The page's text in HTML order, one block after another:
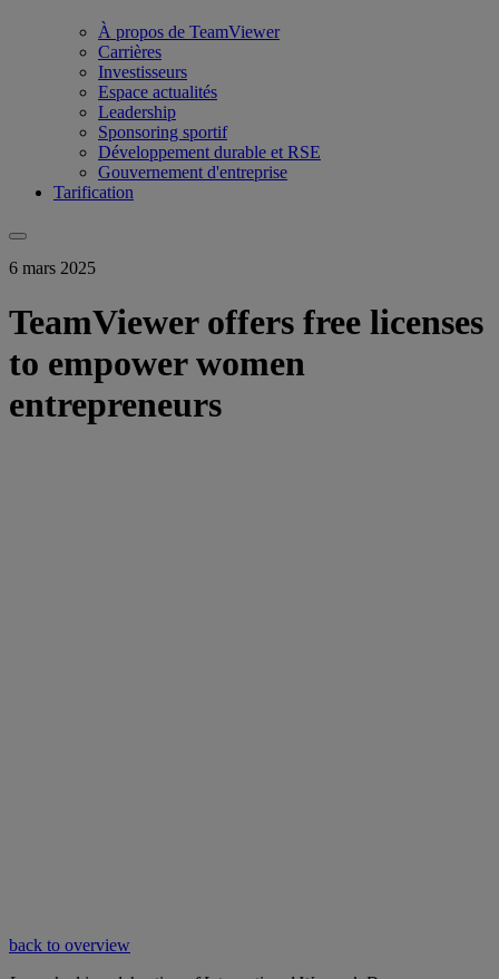
À propos de TeamViewer
Carrières
Investisseurs
Espace actualités
Leadership
Sponsoring sportif
Développement durable et RSE
Gouvernement d'entreprise
Tarification
6 mars 2025
TeamViewer offers free licenses
to empower women
entrepreneurs
back to overview